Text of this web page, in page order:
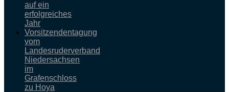
auf ein
erfolgreiches
Jahr
Vorsitzendentagung
vom
Landesruderverband
Niedersachsen
im
Grafenschloss
zu Hoya